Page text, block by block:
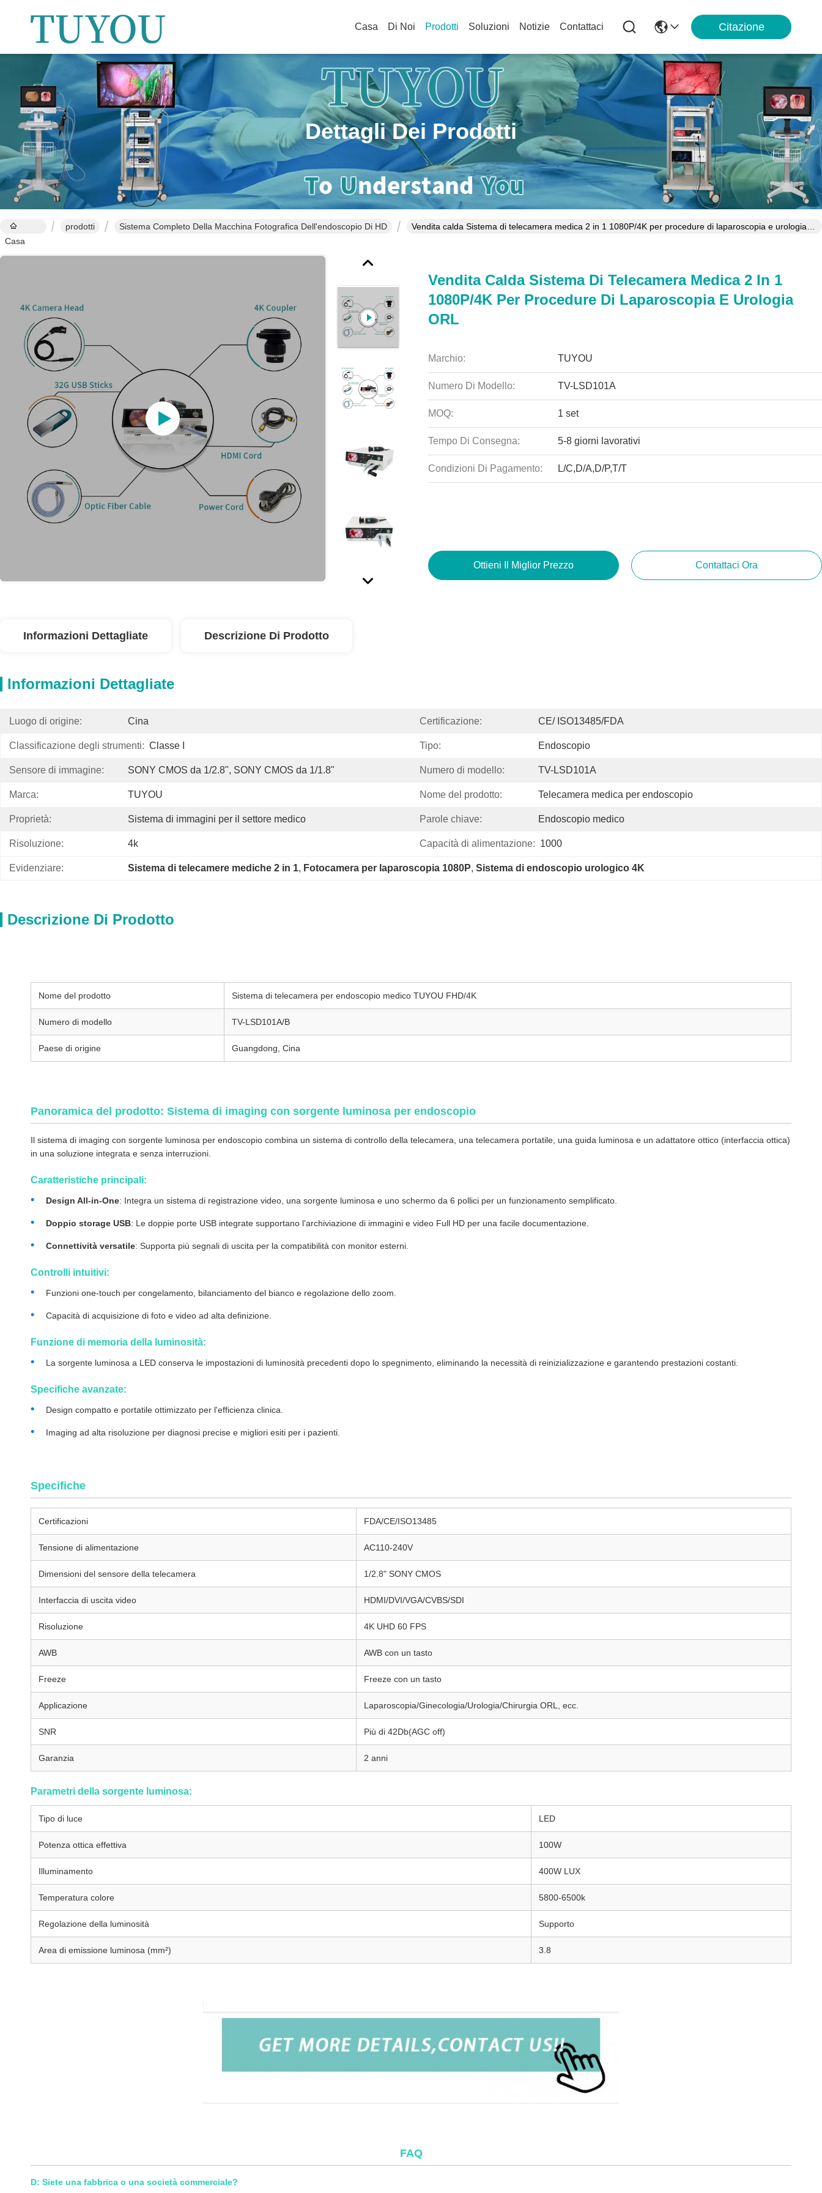
Casa Di Noi Prodotti Soluzioni Notizie Contattaci Citazione
Dettagli Dei Prodotti
Casa
prodotti Sistema Completo Della Macchina Fotografica Dell'endoscopio Di HD
Vendita calda Sistema di telecamera medica 2 in 1 1080P/4K per procedure di laparoscopia e urologia
Vendita Calda Sistema Di Telecamera Medica 2 In 1
1080P/4K Per Procedure Di Laparoscopia E Urologia
ORL
Marchio: TUYOU
Numero Di Modello: TV-LSD101A
MOQ: 1 set
Tempo Di Consegna: 5-8 giorni lavorativi
Condizioni Di Pagamento: L/C,D/A,D/P,T/T
Ottieni Il Miglior Prezzo Contattaci Ora
Informazioni Dettagliate Descrizione Di Prodotto
Informazioni Dettagliate
Luogo di origine: Cina Certificazione: CE/ ISO13485/FDA
Classificazione degli strumenti: Classe I Tipo: Endoscopio
Sensore di immagine: SONY CMOS da 1/2.8", SONY CMOS da 1/1.8" Numero di modello: TV-LSD101A
Marca: TUYOU Nome del prodotto: Telecamera medica per endoscopio
Proprietà: Sistema di immagini per il settore medico Parole chiave: Endoscopio medico
Risoluzione: 4k Capacità di alimentazione: 1000
Evidenziare: Sistema di telecamere mediche 2 in 1, Fotocamera per laparoscopia 1080P, Sistema di endoscopio urologico 4K
Descrizione Di Prodotto
Nome del prodotto Sistema di telecamera per endoscopio medico TUYOU FHD/4K
Numero di modello TV-LSD101A/B
Paese di origine Guangdong, Cina
Panoramica del prodotto: Sistema di imaging con sorgente luminosa per endoscopio
Il sistema di imaging con sorgente luminosa per endoscopio combina un sistema di controllo della telecamera, una telecamera portatile, una guida luminosa e un adattatore ottico (interfaccia ottica)
in una soluzione integrata e senza interruzioni.
Caratteristiche principali:
Design All-in-One: Integra un sistema di registrazione video, una sorgente luminosa e uno schermo da 6 pollici per un funzionamento semplificato.
Doppio storage USB: Le doppie porte USB integrate supportano l'archiviazione di immagini e video Full HD per una facile documentazione.
Connettività versatile: Supporta più segnali di uscita per la compatibilità con monitor esterni.
Controlli intuitivi:
Funzioni one-touch per congelamento, bilanciamento del bianco e regolazione dello zoom.
Capacità di acquisizione di foto e video ad alta definizione.
Funzione di memoria della luminosità:
La sorgente luminosa a LED conserva le impostazioni di luminosità precedenti dopo lo spegnimento, eliminando la necessità di reinizializzazione e garantendo prestazioni costanti.
Specifiche avanzate:
Design compatto e portatile ottimizzato per l'efficienza clinica.
Imaging ad alta risoluzione per diagnosi precise e migliori esiti per i pazienti.
Specifiche
Certificazioni FDA/CE/ISO13485
Tensione di alimentazione AC110-240V
Dimensioni del sensore della telecamera 1/2.8" SONY CMOS
Interfaccia di uscita video HDMI/DVI/VGA/CVBS/SDI
Risoluzione 4K UHD 60 FPS
AWB AWB con un tasto
Freeze Freeze con un tasto
Applicazione Laparoscopia/Ginecologia/Urologia/Chirurgia ORL, ecc.
SNR Più di 42Db(AGC off)
Garanzia 2 anni
Parametri della sorgente luminosa:
Tipo di luce LED
Potenza ottica effettiva 100W
Illuminamento 400W LUX
Temperatura colore 5800-6500k
Regolazione della luminosità Supporto
Area di emissione luminosa (mm²) 3.8
FAQ
D: Siete una fabbrica o una società commerciale?